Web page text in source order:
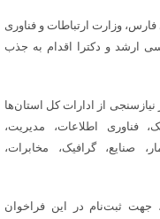
وزارت ارتباطات و فناوری
ارشد و دکترا اقدام به جذب
نیازسنجی از ادارات کل استان‌ها
فناوری اطلاعات، مدیریت،
صنایع، گرافیک، مخابرات،
جهت ثبت‌نام در این فراخوان